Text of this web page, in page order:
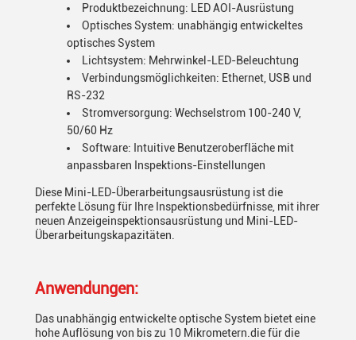
Produktbezeichnung: LED AOI-Ausrüstung
Optisches System: unabhängig entwickeltes
optisches System
Lichtsystem: Mehrwinkel-LED-Beleuchtung
Verbindungsmöglichkeiten: Ethernet, USB und
RS-232
Stromversorgung: Wechselstrom 100-240 V,
50/60 Hz
Software: Intuitive Benutzeroberfläche mit
anpassbaren Inspektions-Einstellungen
Diese Mini-LED-Überarbeitungsausrüstung ist die
perfekte Lösung für Ihre Inspektionsbedürfnisse, mit ihrer
neuen Anzeigeinspektionsausrüstung und Mini-LED-
Überarbeitungskapazitäten.
Anwendungen:
Das unabhängig entwickelte optische System bietet eine
hohe Auflösung von bis zu 10 Mikrometern.die für die